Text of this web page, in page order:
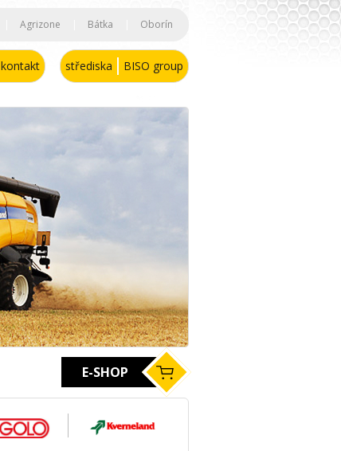
Agrizone Bátka Oborín
střediska BISO group
kontakt
E-SHOP